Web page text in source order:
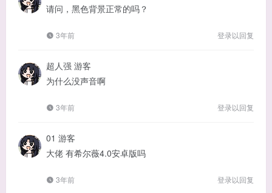
请问，黑色背景正常的吗？
3年前 登录以回复
超人强 游客
为什么没声音啊
3年前 登录以回复
01 游客
大佬 有希尔薇4.0安卓版吗
3年前 登录以回复